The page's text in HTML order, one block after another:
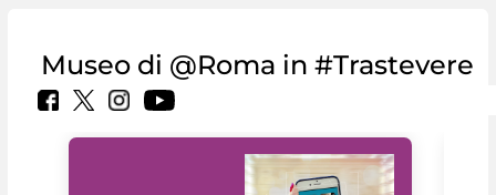
Museo di @Roma in #Trastevere